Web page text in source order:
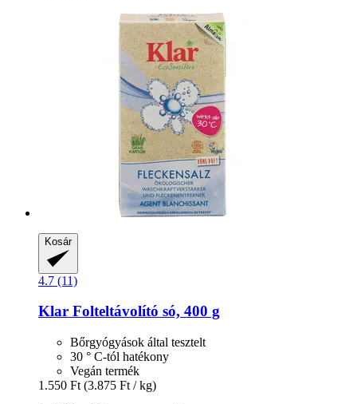
Kosár
4.7 (11)
Klar Folteltávolító só, 400 g
Bőrgyógyások által tesztelt
30 ° C-tól hatékony
Vegán termék
1.550 Ft (3.875 Ft / kg)